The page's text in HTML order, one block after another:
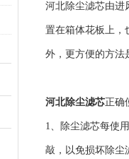
河北除尘滤芯由进
置在箱体花板上，
外，更方便的方法
河北除尘滤芯正确
1、除尘滤芯每使
敲，以免损坏除尘